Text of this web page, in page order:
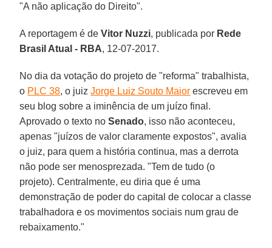
"A não aplicação do Direito".
A reportagem é deVitor Nuzzi, publicada por Rede
Brasil Atual - RBA, 12-07-2017.
No dia da votação do projeto de "reforma" trabalhista,
o PLC 38, o juizJorge Luiz Souto Maior escreveu em
seu blog sobre a iminência de um juízo final.
Aprovado o texto noSenado, isso não aconteceu,
apenas "juízos de valor claramente expostos", avalia
o juiz, para quem a história continua, mas a derrota
não pode ser menosprezada. "Tem de tudo (o
projeto). Centralmente, eu diria que é uma
demonstração de poder do capital de colocar a classe
trabalhadora e os movimentos sociais num grau de
rebaixamento."